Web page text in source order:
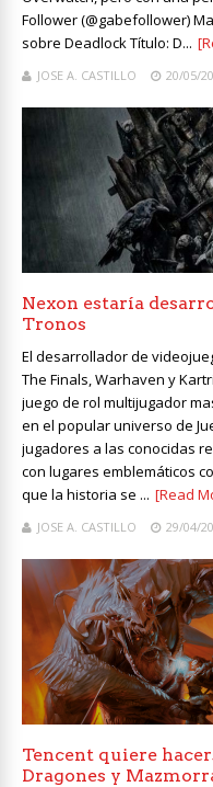
Follower (@gabefollower)
sobre Deadlock Título: D...
JOSE A. CASTILLO 20/05/
Nexon estaría
Tronos
El desarrollador de
The Finals, Warhaven y
juego de rol multijugador
en el popular universo de
jugadores a las conocidas
con lugares emblemáticos
que la historia se ... [Read
JOSE A. CASTILLO 29/04/
Tencent quiere
Dragones y